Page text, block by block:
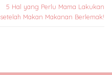
5 Hal yang Perlu Mama Lakukan
setelah Makan Makanan Berlemak!